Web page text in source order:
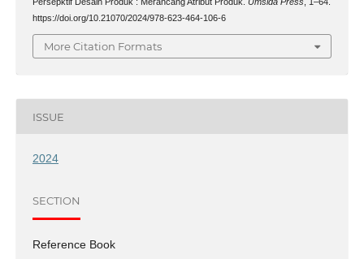
https://doi.org/10.21070/2024/978-623-464-106-6
More Citation Formats
ISSUE
2024
SECTION
Reference Book